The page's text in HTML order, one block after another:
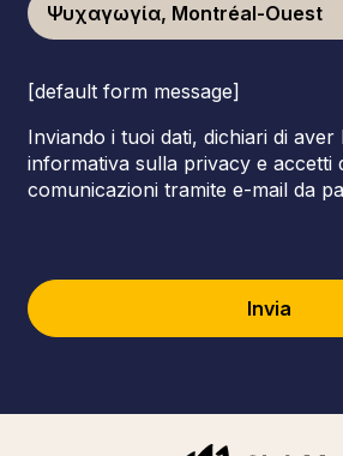
Ψυχαγωγία, Montréal-Ouest
[default form message]
Inviando i tuoi dati, dichiari di
informativa sulla privacy e accetti
comunicazioni tramite e-mail da
Invia